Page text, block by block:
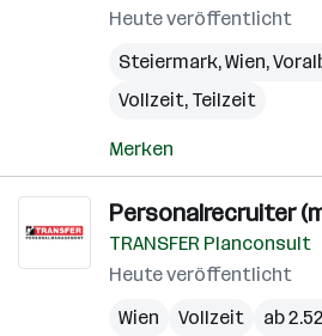
Heute veröffentlicht
Steiermark,Wien,
Vollzeit, Teilzeit
Merken
Personalrecruiter
TRANSFER Planconsult
Heute veröffentlicht
Wien
Vollzeit ab